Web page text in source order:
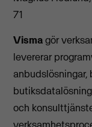
71
Vismagör
levererar
och